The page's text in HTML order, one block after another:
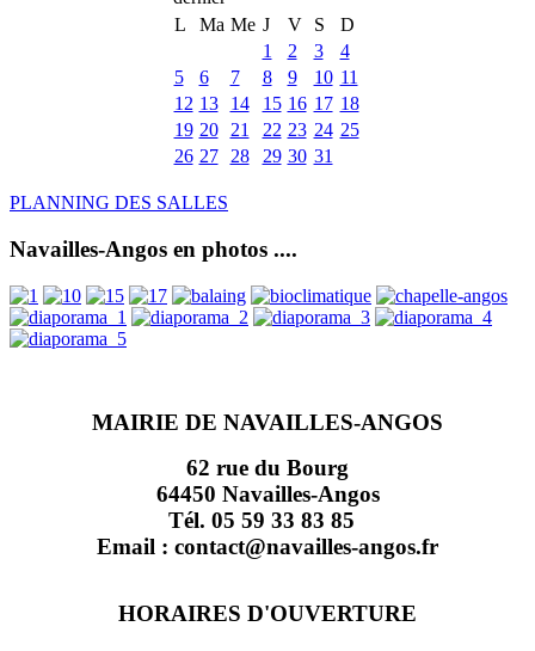
L
Ma Me J V S
D
1
2 3
4
5
6 7 8 9 10 11
12 13 14 15 16 17 18
19 20 21 22 23 24 25
26 27 28 29 30 31
PLANNING DES SALLES
Navailles-Angos en photos ....
MAIRIE DE NAVAILLES-ANGOS
62 rue du Bourg
64450 Navailles-Angos
Tél. 05 59 33 83 85
Email : contact@navailles-angos.fr
HORAIRES D'OUVERTURE